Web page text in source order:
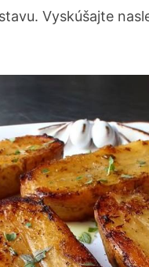
Vyskúšajte